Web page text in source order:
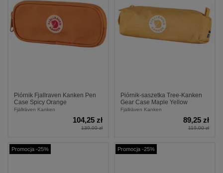
Piórnik Fjallraven Kanken Pen
Case Spicy Orange
Fjällräven Kanken
104,25 zł
139,00 zł
Piórnik-saszetka Tree-Kanken
Gear Case Maple Yellow
Fjällräven Kanken
89,25 zł
119,00 zł
Promocja -25% Promocja -25%